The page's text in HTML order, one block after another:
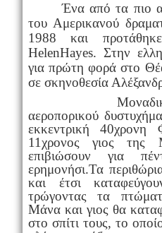
Ένα από τα πιο
του Αμερικανού
1988 και
HelenHayes. Στην
για πρώτη φορά στο
σε σκηνοθεσία
Μοναδικοί
αεροπορικού
εκκεντρική
11χρονος γιος
επιβιώσουν για
ερημονήσι.Τα
και έτσι
τρώγοντας τα
Μάνα και γιος θα
στο σπίτι τους, το